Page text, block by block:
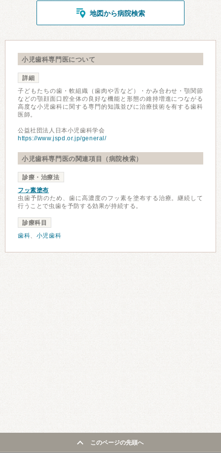
地図から病院検索
小児歯科専門医について
詳細
子どもたちの歯・軟組織（歯肉や舌など）・かみ合わせ・顎関節
などの顎顔面口腔全体の良好な機能と形態の維持増進につながる
高度な小児歯科に関する専門的知識並びに治療技術を有する歯科
医師。
公益社団法人日本小児歯科学会
https://www.jspd.or.jp/general/
小児歯科専門医の関連項目（病院検索）
診療・治療法
フッ素塗布
虫歯予防のため、歯に高濃度のフッ素を塗布する治療。継続して
行うことで虫歯を予防する効果が持続する。
診療科目
歯科、 小児歯科
このページの先頭へ